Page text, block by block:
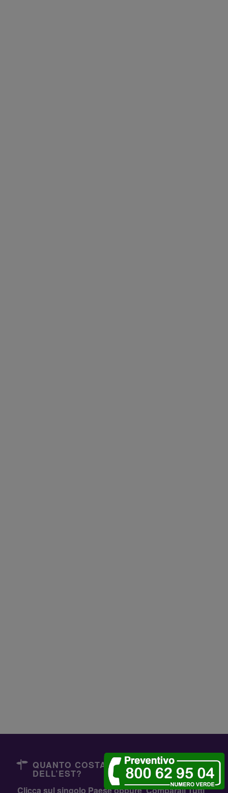
QUANTO COSTANO I DENTISTI
DELL’EST?
Clicca sul singolo Paese oppureComparali Tutti